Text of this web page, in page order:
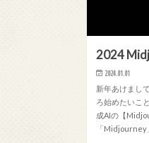
2024
2024.01.01
新年あけまし
ろ始めたいこ
成AIの【
「Midjourney